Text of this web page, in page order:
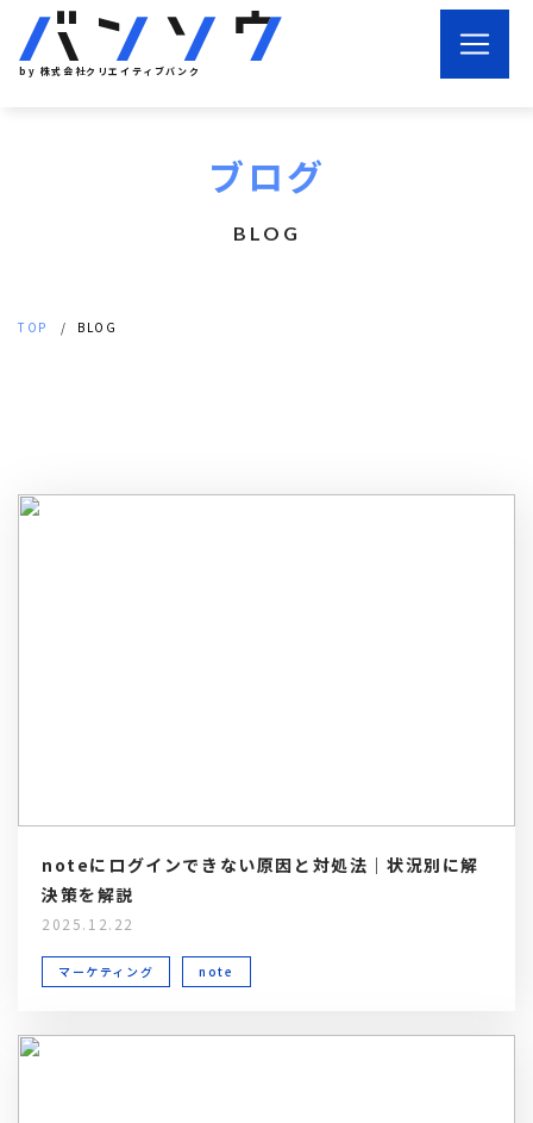
by 株式会社クリエイティブバンク
ブログ
BLOG
TOP BLOG
noteにログインできない原因と対処法｜状況別に解
決策を解説
2025.12.22
マーケティング note